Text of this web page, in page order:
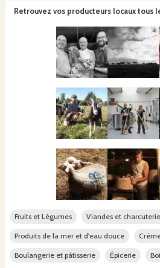
Retrouvez vos producteurs locaux tous
Fruits et Légumes Viandes et
Produits de la mer et d'eau douce
Boulangerie et pâtisserie Épicerie